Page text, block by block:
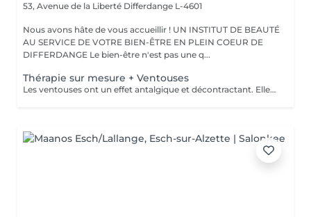
53, Avenue de la Liberté Differdange L-4601
Nous avons hâte de vous accueillir ! UN INSTITUT DE BEAUTÉ
AU SERVICE DE VOTRE BIEN-ÊTRE EN PLEIN COEUR DE
DIFFERDANGE Le bien-être n'est pas une q...
Thérapie sur mesure + Ventouses
Les ventouses ont un effet antalgique et décontractant. Elles sont recommandées pour soigner différentes lésions musculaires et articulaires : entorses bénignes, contractures, élongations, crampes, lombalgies, tendinites. Les traitement par ventouses sont combinés avec des massages local avec technique isolées et massage relaxant.